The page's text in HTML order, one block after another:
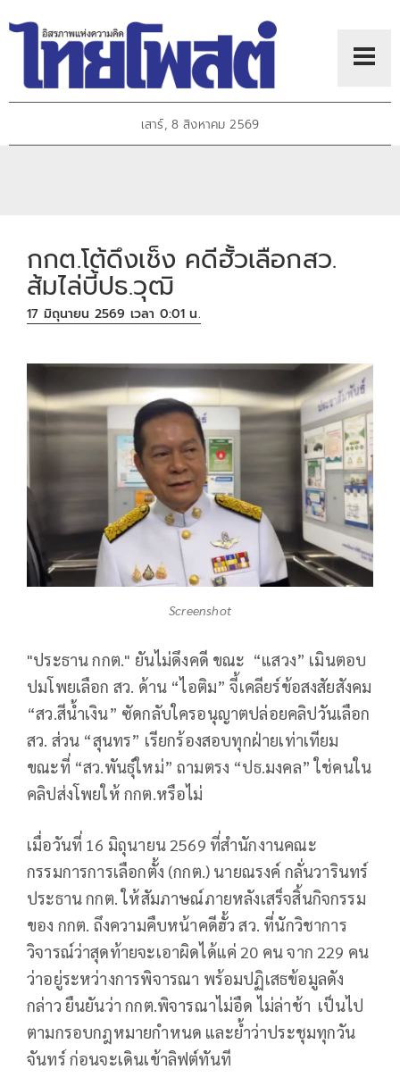
เสาร์, 8 สิงหาคม 2569
กกต.โต้ดึงเช็ง คดีฮั้วเลือกสว.
ส้มไล่บี้ปธ.วุฒิ
17 มิถุนายน 2569 เวลา 0:01 น.
Screenshot
"ประธาน กกต." ยันไม่ดึงคดี ขณะ “แสวง” เมินตอบ
ปมโพยเลือก สว. ด้าน “ไอติม” จี้เคลียร์ข้อสงสัยสังคม
“สว.สีน้ำเงิน” ซัดกลับใครอนุญาตปล่อยคลิปวันเลือก
สว. ส่วน “สุนทร” เรียกร้องสอบทุกฝ่ายเท่าเทียม
ขณะที่ “สว.พันธุ์ใหม่” ถามตรง “ปธ.มงคล” ใช่คนใน
คลิปส่งโพยให้ กกต.หรือไม่
เมื่อวันที่ 16 มิถุนายน 2569 ที่สำนักงานคณะ
กรรมการการเลือกตั้ง (กกต.) นายณรงค์ กลั่นวารินทร์
ประธาน กกต. ให้สัมภาษณ์ภายหลังเสร็จสิ้นกิจกรรม
ของ กกต. ถึงความคืบหน้าคดีฮั้ว สว. ที่นักวิชาการ
วิจารณ์ว่าสุดท้ายจะเอาผิดได้แค่ 20 คน จาก 229 คน
ว่าอยู่ระหว่างการพิจารณา พร้อมปฏิเสธข้อมูลดัง
กล่าว ยืนยันว่า กกต.พิจารณาไม่อืด ไม่ล่าช้า เป็นไป
ตามกรอบกฎหมายกำหนด และย้ำว่าประชุมทุกวัน
จันทร์ ก่อนจะเดินเข้าลิฟต์ทันที